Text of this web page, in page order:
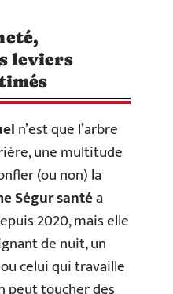
leviers
n’est que l’arbre
une multitude
(ou non) la
Ségur santéa
2020, mais elle
de nuit, un
celui qui travaille